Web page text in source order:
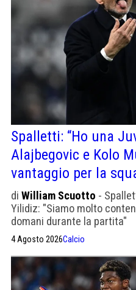
Spalletti: “Ho una
Alajbegovic e Kolo
vantaggio per la
di William Scuotto -
Yilidiz: "Siamo molto
domani durante la partita"
4 Agosto 2026Calcio